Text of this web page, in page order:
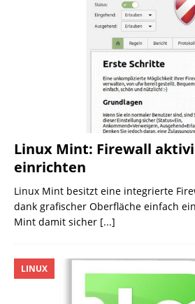
Linux Mint: Firewall
einrichten
Linux Mint besitzt eine integrierte
dank grafischer Oberfläche einfach
Mint damit sicher [...]
LINUX